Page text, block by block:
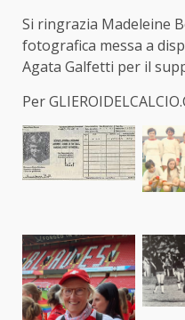
Si ringrazia Madeleine
fotografica messa a
Agata Galfetti per il
Per